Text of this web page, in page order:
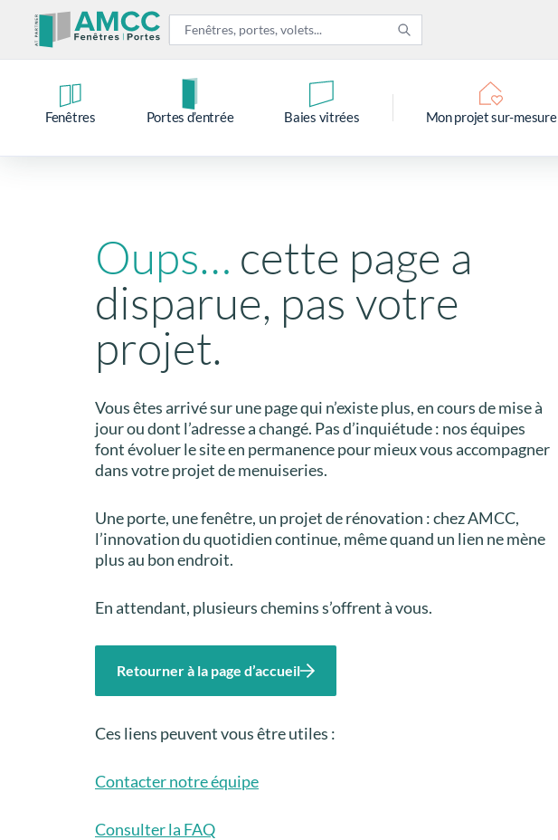
Fenêtres Portes d’entrée Baies vitrées Mon projet sur-mesure
Oups… cette page a
disparue, pas votre
projet.
Vous êtes arrivé sur une page qui n’existe plus, en cours de mise à
jour ou dont l’adresse a changé. Pas d’inquiétude : nos équipes
font évoluer le site en permanence pour mieux vous accompagner
dans votre projet de menuiseries.
Une porte, une fenêtre, un projet de rénovation : chez AMCC,
l’innovation du quotidien continue, même quand un lien ne mène
plus au bon endroit.
En attendant, plusieurs chemins s’offrent à vous.
Retourner à la page d’accueil
Ces liens peuvent vous être utiles :
Contacter notre équipe
Consulter la FAQ